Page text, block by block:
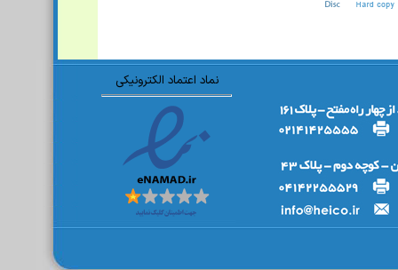
نماد اعتماد الکترونیکی